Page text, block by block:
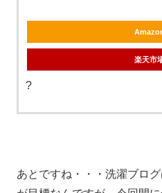
楽天市
?
あとですね・・・洗濯ブロ